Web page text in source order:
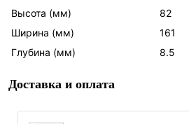
Высота (мм)
82
Ширина (мм)
161
Глубина (мм)
8.5
Доставка и оплата